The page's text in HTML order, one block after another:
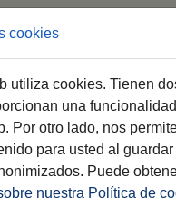
principal
Gobierno
Gobierno
Alcaldía
de Abril
cookies
utiliza cookies. Tienen
una
Por otro lado, nos
para usted al
Puede
nuestra Política de